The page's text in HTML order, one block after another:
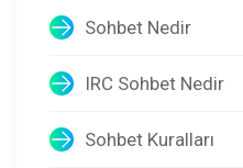
Sohbet Nedir
IRC Sohbet Nedir
Sohbet Kuralları